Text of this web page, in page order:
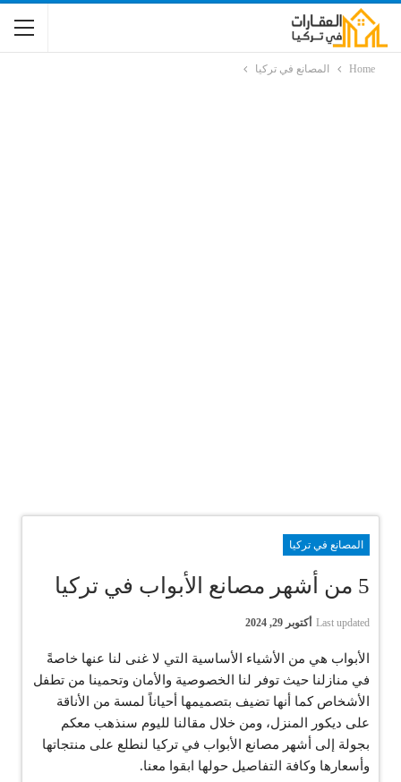
Home المصانع في تركيا
المصانع في تركيا
5 من أشهر مصانع الأبواب في تركيا
Last updated أكتوبر 29, 2024
الأبواب هي من الأشياء الأساسية التي لا غنى لنا عنها خاصةً
في منازلنا حيث توفر لنا الخصوصية والأمان وتحمينا من تطفل
الأشخاص كما أنها تضيف بتصميمها أحياناً لمسة من الأناقة
على ديكور المنزل، ومن خلال مقالنا لليوم سنذهب معكم
بجولة إلى أشهر مصانع الأبواب في تركيا لنطلع على منتجاتها
وأسعارها وكافة التفاصيل حولها ابقوا معنا.